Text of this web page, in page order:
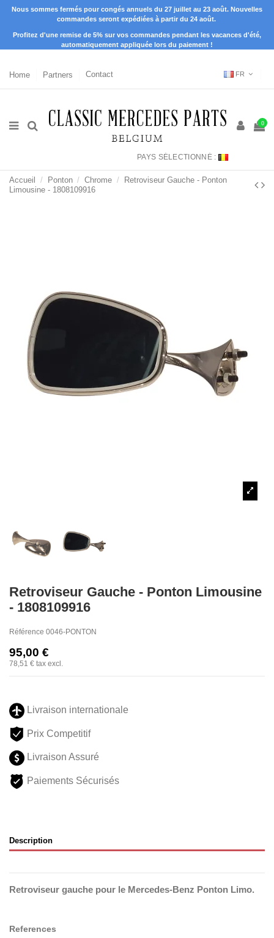
Nous sommes fermés pour congés annuels du 27 juillet au 23 août. Nouvelles
commandes seront expédiées à partir du 24 août.
Profitez d'une remise de 5% sur vos commandes pendant les vacances d'été,
automatiquement appliquée lors du paiement !
Home Partners Contact FR
0
PAYS SÉLECTIONNÉ :
Accueil Ponton Chrome
Retroviseur Gauche - Ponton
Limousine - 1808109916
Retroviseur Gauche - Ponton Limousine
- 1808109916
Référence 0046-PONTON
95,00 €
78,51 € tax excl.
Livraison internationale
Prix Competitif
Livraison Assuré
Paiements Sécurisés
Description
Retroviseur gauche pour le Mercedes-Benz Ponton Limo.
References